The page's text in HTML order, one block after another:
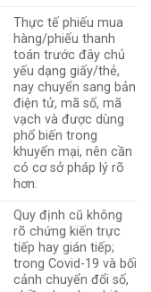
Thực tế phiếu mua
hàng/phiếu thanh
toán trước đây chủ
yếu dạng giấy/thẻ,
nay chuyển sang bản
điện tử, mã số, mã
vạch và được dùng
phổ biến trong
khuyến mại, nên cần
có cơ sở pháp lý rõ
hơn.
Quy định cũ không
rõ chứng kiến trực
tiếp hay gián tiếp;
trong Covid-19 và bối
cảnh chuyển đổi số,